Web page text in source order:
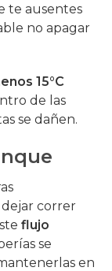
te ausentes
no apagar
15°C
de las
se dañen.
dejar correr
flujo
se
en